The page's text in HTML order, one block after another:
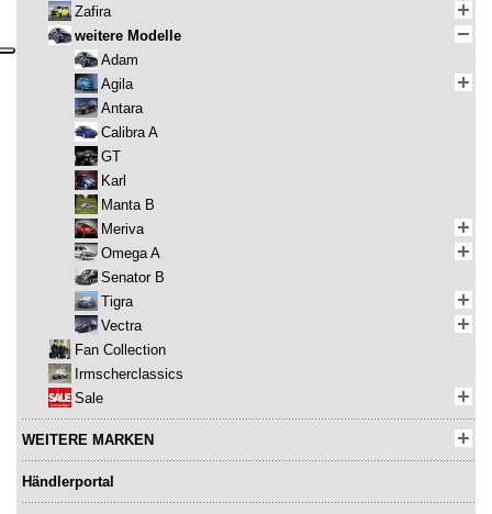
Zafira
weitere Modelle
Adam
Agila
Antara
Calibra A
GT
Karl
Manta B
Meriva
Omega A
Senator B
Tigra
Vectra
Fan Collection
Irmscherclassics
Sale
WEITERE MARKEN
Händlerportal